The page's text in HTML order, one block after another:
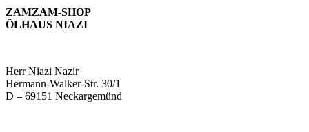
ZAMZAM-SHOP
ÖLHAUS NIAZI
Herr Niazi Nazir
Hermann-Walker-Str. 30/1
D – 69151 Neckargemünd